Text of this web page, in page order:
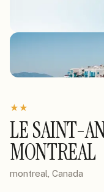
★★
LE SAINT-
MONTREAL
montreal, Canada